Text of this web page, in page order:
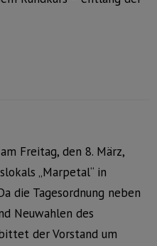
Freitag, den 8. März,
„Marpetal“ in
die Tagesordnung neben
Neuwahlen des
der Vorstand um